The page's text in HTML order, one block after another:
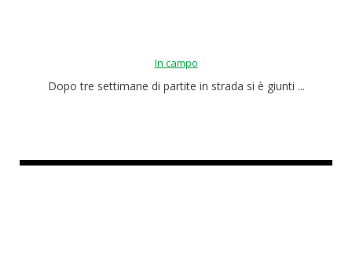
In campo
Dopo tre settimane di partite in strada si è giunti ...